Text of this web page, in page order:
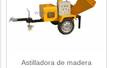
Astilladora de madera